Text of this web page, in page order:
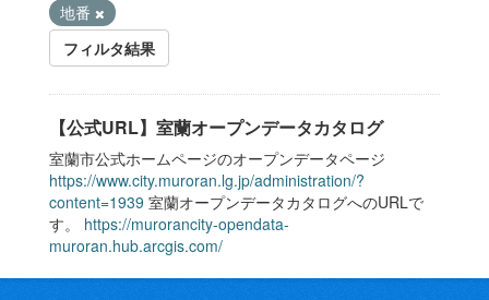
地番
フィルタ結果
【公式URL】室蘭オープンデータカタログ
室蘭市公式ホームページのオープンデータページ
https://www.city.muroran.lg.jp/administration/?
content=1939 室蘭オープンデータカタログへのURLで
す。 https://murorancity-opendata-
muroran.hub.arcgis.com/